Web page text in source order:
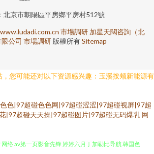
北京市朝陽區平房鄉平房村512號
www.ludadi.com.cn 市場調研 加星天闊咨詢（北
公司 市場調研 版權所有Sitemap
您可能还对以下资源感兴趣：玉溪按颊新能源有
色|97超碰色色网|97超碰涩涩|97超碰视屏|97超
|97超碰天天操|97超碰图片|97超碰无码爆乳 网